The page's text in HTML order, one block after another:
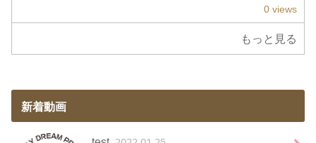
0 views
もっと見る
新着動画